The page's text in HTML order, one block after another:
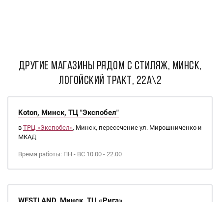
ДРУГИЕ МАГАЗИНЫ РЯДОМ С Стиляж, Минск,
Логойский тракт, 22А\2
Koton, Минск, ТЦ "Экспобел"
в ТРЦ «Экспобел», Минск, пересечение ул. Мирошниченко и
МКАД
Время работы: ПН - ВС 10.00 - 22.00